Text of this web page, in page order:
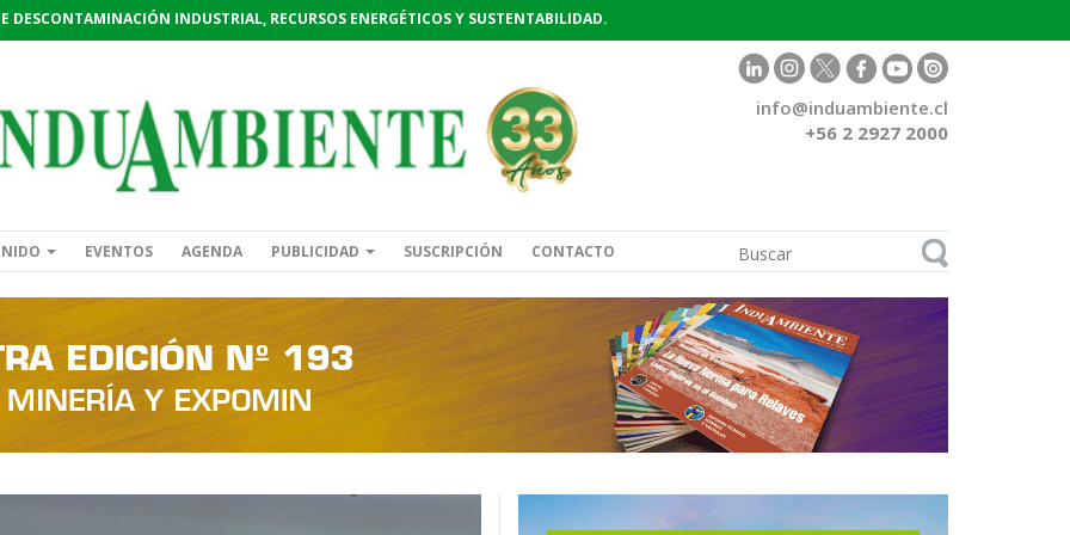
DESCONTAMINACIÓN INDUSTRIAL, RECURSOS ENERGÉTICOS Y SUSTENTABILIDAD.
info@induambiente.cl
+56 2 2927 2000
EVENTOS AGENDA PUBLICIDAD SUSCRIPCIÓN CONTACTO